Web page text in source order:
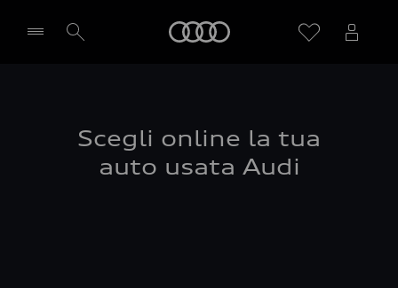
Scegli online la tua
auto usata Audi